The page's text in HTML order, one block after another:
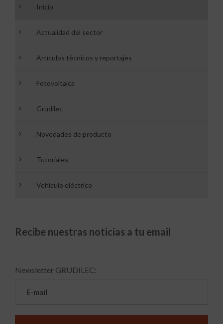
Inicio
Actualidad del sector
Artículos técnicos y reportajes
Fotovoltaica
Grudilec
Novedades de producto
Tutoriales
Vehículo eléctrico
Recibe nuestras noticias a tu email
Newsletter GRUDILEC: